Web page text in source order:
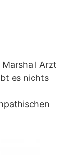
Arzt
es nichts